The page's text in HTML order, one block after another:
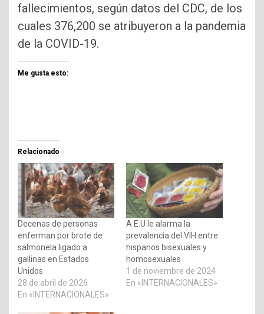
fallecimientos, según datos del CDC, de los
cuales 376,200 se atribuyeron a la pandemia
de la COVID-19.
Me gusta esto:
Relacionado
Decenas de personas
enferman por brote de
salmonela ligado a
gallinas en Estados
Unidos
28 de abril de 2026
En «INTERNACIONALES»
A E.U le alarma la
prevalencia del VIH entre
hispanos bisexuales y
homosexuales
1 de noviembre de 2024
En «INTERNACIONALES»